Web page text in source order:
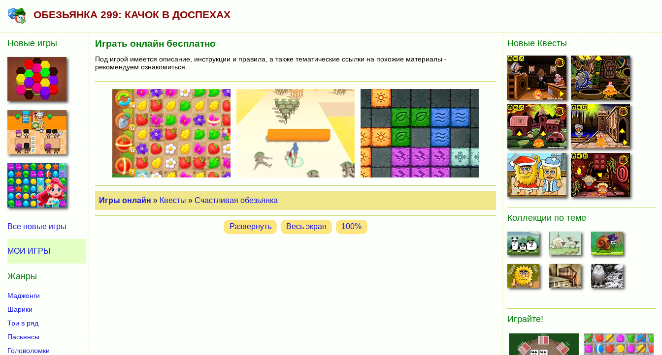
ОБЕЗЬЯНКА 299: КАЧОК В ДОСПЕХАХ
Играть онлайн бесплатно
Под игрой имеется описание, инструкции и правила, а также тематические ссылки на похожие материалы -
рекомендуем ознакомиться.
Игры онлайн » Квесты » Счастливая обезьянка
Развернуть Весь экран 100%
Новые игры
Все новые игры
МОИ ИГРЫ
Жанры
Маджонги
Шарики
Три в ряд
Пасьянсы
Головоломки
Новые Квесты
Коллекции по теме
Играйте!